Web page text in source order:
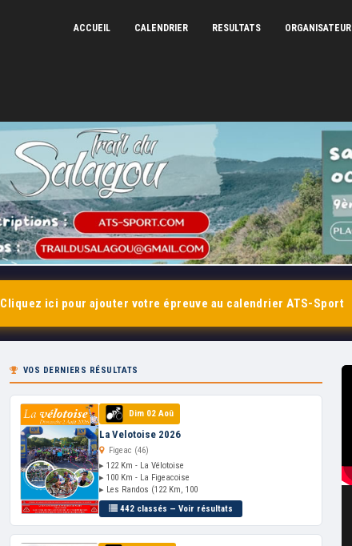
ACCUEIL CALENDRIER RESULTATS ORGANISATEUR
Cliquez ici pour ajouter votre épreuve au calendrier ATS-Sport
VOS DERNIERS RÉSULTATS
Dim 02 Aoû
La Velotoise 2026
Figeac (46)
▸ 122 Km - La Vélotoise
▸ 100 Km - La Figeacoise
▸ Les Randos (122 Km, 100
442 classés — Voir résultats